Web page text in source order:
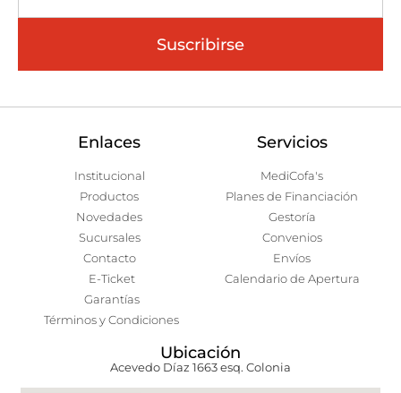
Suscribirse
Enlaces
Institucional
Productos
Novedades
Sucursales
Contacto
E-Ticket
Garantías
Términos y Condiciones
Servicios
MediCofa's
Planes de Financiación
Gestoría
Convenios
Envíos
Calendario de Apertura
Ubicación
Acevedo Díaz 1663 esq. Colonia